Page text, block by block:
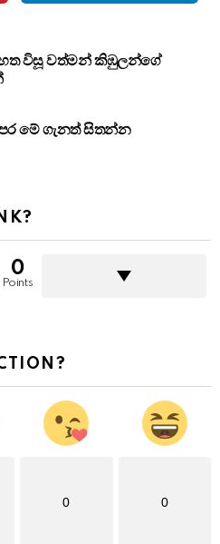
විසූ වත්මන් කිඹුලන්ගේ
මේ ගැනත් සිතන්න
0
Points
0 0